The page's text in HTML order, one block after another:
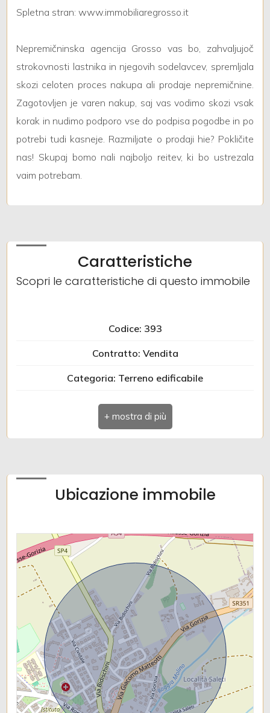
Spletna stran: www.immobiliaregrosso.it
Nepremičninska agencija Grosso vas bo, zahvaljujoč
strokovnosti lastnika in njegovih sodelavcev, spremljala
skozi celoten proces nakupa ali prodaje nepremičnine.
Zagotovljen je varen nakup, saj vas vodimo skozi vsak
korak in nudimo podporo vse do podpisa pogodbe in po
potrebi tudi kasneje. Razmiljate o prodaji hie? Pokličite
nas! Skupaj bomo nali najboljo reitev, ki bo ustrezala
vaim potrebam.
Caratteristiche
Scopri le caratteristiche di questo immobile
Codice: 393
Contratto: Vendita
Categoria: Terreno edificabile
Indirizzo: VIA MOSETTI
Comune: Gradisca d'Isonzo
Ubicazione immobile
Posto auto/Box
Balcone/Terrazzo
Arredato